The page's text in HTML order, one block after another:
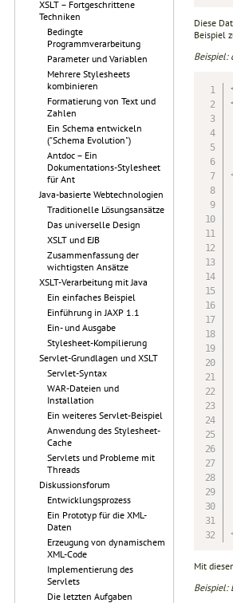
XSLT – Fortgeschrittene
Techniken
Bedingte
Programmverarbeitung
Parameter und Variablen
Mehrere Stylesheets
kombinieren
Formatierung von Text und
Zahlen
Ein Schema entwickeln
("Schema Evolution")
Antdoc – Ein
Dokumentations-Stylesheet
für Ant
Java-basierte Webtechnologien
Traditionelle Lösungsansätze
Das universelle Design
XSLT und EJB
Zusammenfassung der
wichtigsten Ansätze
XSLT-Verarbeitung mit Java
Ein einfaches Beispiel
Einführung in JAXP 1.1
Ein- und Ausgabe
Stylesheet-Kompilierung
Servlet-Grundlagen und XSLT
Servlet-Syntax
WAR-Dateien und
Installation
Ein weiteres Servlet-Beispiel
Anwendung des Stylesheet-
Cache
Servlets und Probleme mit
Threads
Diskussionsforum
Entwicklungsprozess
Ein Prototyp für die XML-
Daten
Erzeugung von dynamischem
XML-Code
Implementierung des
Servlets
Die letzten Aufgaben
Diese
Beispiel
Beispiel:
Mit
Beispiel: